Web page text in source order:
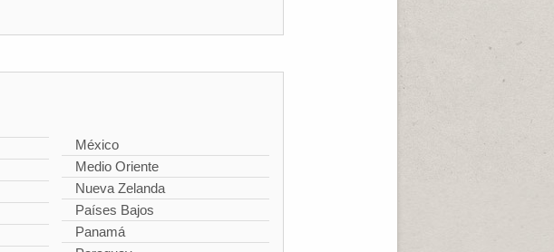
México
Medio Oriente
Nueva Zelanda
Países Bajos
Panamá